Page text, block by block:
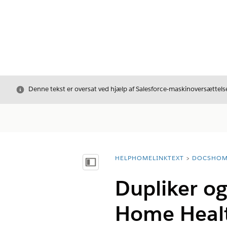
LukDenne tekst er oversat ved hjælp af Salesforce-
Vis indholdsfortegnelse
breadcrumbDescription
HELPHOMELINKTEXT
Dupliker
Home